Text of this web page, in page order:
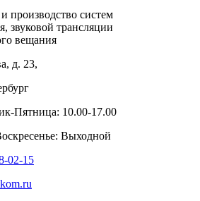
и производство систем
звуковой трансляции
вещания
д. 23,
Пятница: 10.00-17.00
Выходной
02-15